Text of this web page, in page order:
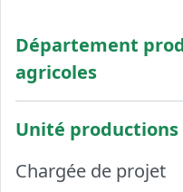
Département
agricoles
Unité
Chargée de projet